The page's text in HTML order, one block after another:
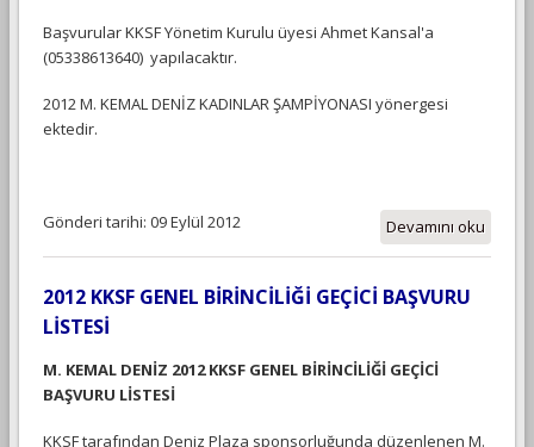
Başvurular KKSF Yönetim Kurulu üyesi Ahmet Kansal'a
(05338613640) yapılacaktır.
2012 M. KEMAL DENİZ KADINLAR ŞAMPİYONASI yönergesi
ektedir.
Devamını oku
Gönderi tarihi: 09 Eylül 2012
2012 KKSF GENEL BİRİNCİLİĞİ GEÇİCİ BAŞVURU
LİSTESİ
M. KEMAL DENİZ 2012 KKSF GENEL BİRİNCİLİĞİ GEÇİCİ
BAŞVURU LİSTESİ
KKSF tarafından Deniz Plaza sponsorluğunda düzenlenen M.